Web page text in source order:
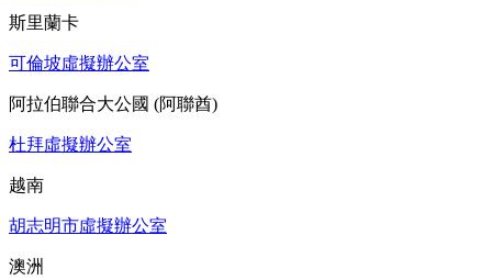
斯里蘭卡
可倫坡虛擬辦公室
阿拉伯聯合大公國 (阿聯酋)
杜拜虛擬辦公室
越南
胡志明市虛擬辦公室
澳洲